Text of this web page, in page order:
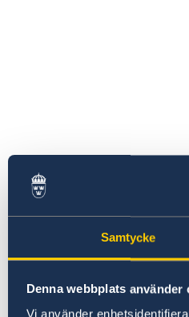
Samtycke
Denna webbplats använder
Vi använder
2023
i EU-valet 2024
erbjuder praktikplats för HT
inreseregler från och med
- aktuella händelser
i Prag